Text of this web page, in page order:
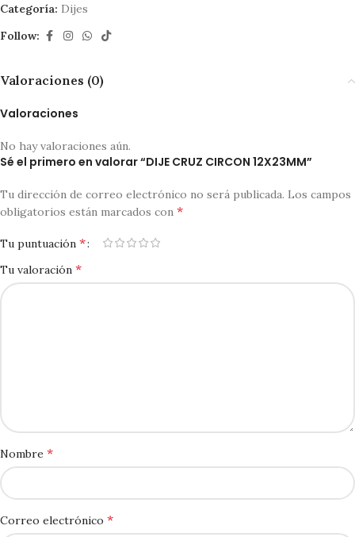
Categoría: Dijes
Follow:
Valoraciones (0)
Valoraciones
No hay valoraciones aún.
Sé el primero en valorar “DIJE CRUZ CIRCON 12X23MM”
Tu dirección de correo electrónico no será publicada. Los campos
obligatorios están marcados con *
Tu puntuación *
Tu valoración *
Nombre *
Correo electrónico *